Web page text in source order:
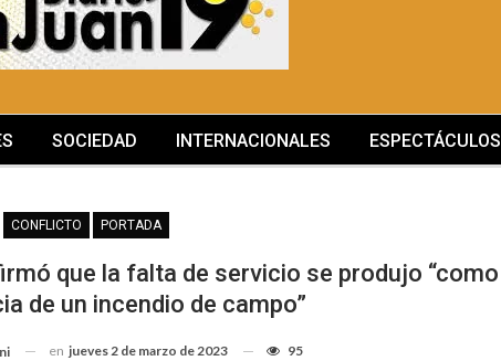
SOCIEDAD INTERNACIONALES ESPECTÁCULOS
CONFLICTO PORTADA
que la falta de servicio se produjo “como
de un incendio de campo”
en jueves 2 de marzo de 2023 95